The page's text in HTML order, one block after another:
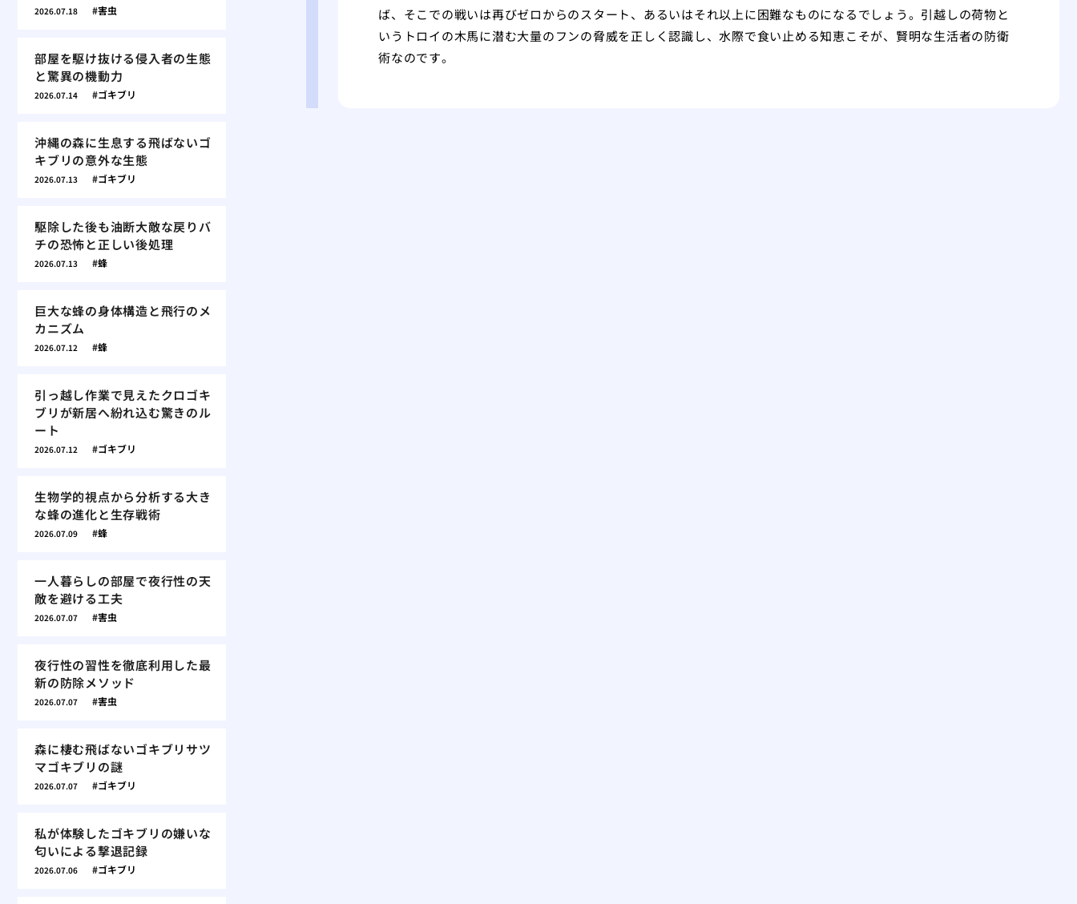
ば、そこでの戦いは再びゼロからのスタート、あるいはそれ以上に困難なものになるでしょう。引越しの荷物と
いうトロイの木馬に潜む大量のフンの脅威を正しく認識し、水際で食い止める知恵こそが、賢明な生活者の防衛
術なのです。
2026.07.18 害虫
部屋を駆け抜ける侵入者の生態
と驚異の機動力
2026.07.14 ゴキブリ
沖縄の森に生息する飛ばないゴ
キブリの意外な生態
2026.07.13 ゴキブリ
駆除した後も油断大敵な戻りバ
チの恐怖と正しい後処理
2026.07.13 蜂
巨大な蜂の身体構造と飛行のメ
カニズム
2026.07.12 蜂
引っ越し作業で見えたクロゴキ
ブリが新居へ紛れ込む驚きのル
ート
2026.07.12 ゴキブリ
生物学的視点から分析する大き
な蜂の進化と生存戦術
2026.07.09 蜂
一人暮らしの部屋で夜行性の天
敵を避ける工夫
2026.07.07 害虫
夜行性の習性を徹底利用した最
新の防除メソッド
2026.07.07 害虫
森に棲む飛ばないゴキブリサツ
マゴキブリの謎
2026.07.07 ゴキブリ
私が体験したゴキブリの嫌いな
匂いによる撃退記録
2026.07.06 ゴキブリ